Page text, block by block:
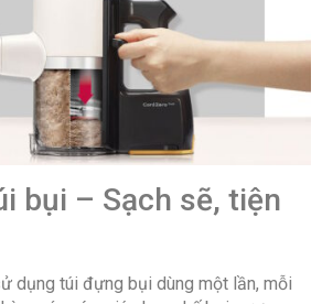
bụi – Sạch sẽ, tiện
dụng túi đựng bụi dùng một lần, mỗi